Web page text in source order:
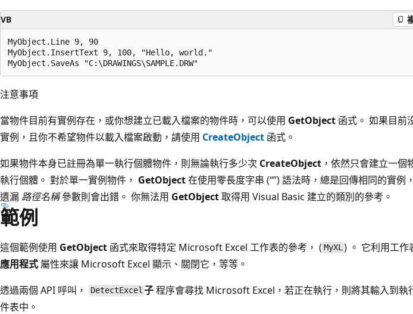
VB
MyObject.Line 9, 90
MyObject.InsertText 9, 100, "Hello, world."
注意事項
當物件目前有實例存在，或你想建立已載入檔案的物件時，可以使用 GetObject 函式。 如果目前
實例，且你不希望物件以載入檔案啟動，請使用 CreateObject 函式。
如果物件本身已註冊為單一執行個體物件，則無論執行多少次 CreateObject ，依然只會建立一個
執行個體。 對於單一實例物件， GetObject在使用零長度字串 (“”) 語法時，總是回傳相同的實例
遺漏路徑名稱參數則會出錯。 你無法用 GetObject取得用 Visual Basic 建立的類別的參考。
範例
這個範例使用 GetObject 函式來取得特定 Microsoft Excel 工作表的參考， ( MyXL) 。 它利用工作
應用程式 屬性來讓 Microsoft Excel 顯示、關閉它，等等。
透過兩個 API 呼叫，
DetectExcel 子程序會尋找 Microsoft Excel，若正在執行，則將其輸入到執
件表中。